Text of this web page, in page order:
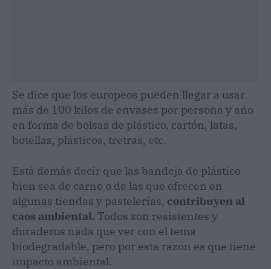
Se dice que los europeos pueden llegar a usar
más de 100 kilos de envases por persona y año
en forma de bolsas de plástico, cartón, latas,
botellas, plásticos, tretras, etc.
Está demás decir que las bandeja de plástico
bien sea de carne o de las que ofrecen en
algunas tiendas y pastelerías, contribuyen al
caos ambiental. Todos son resistentes y
duraderos nada que ver con el tema
biodegradable, pero por esta razón es que tiene
impacto ambiental.